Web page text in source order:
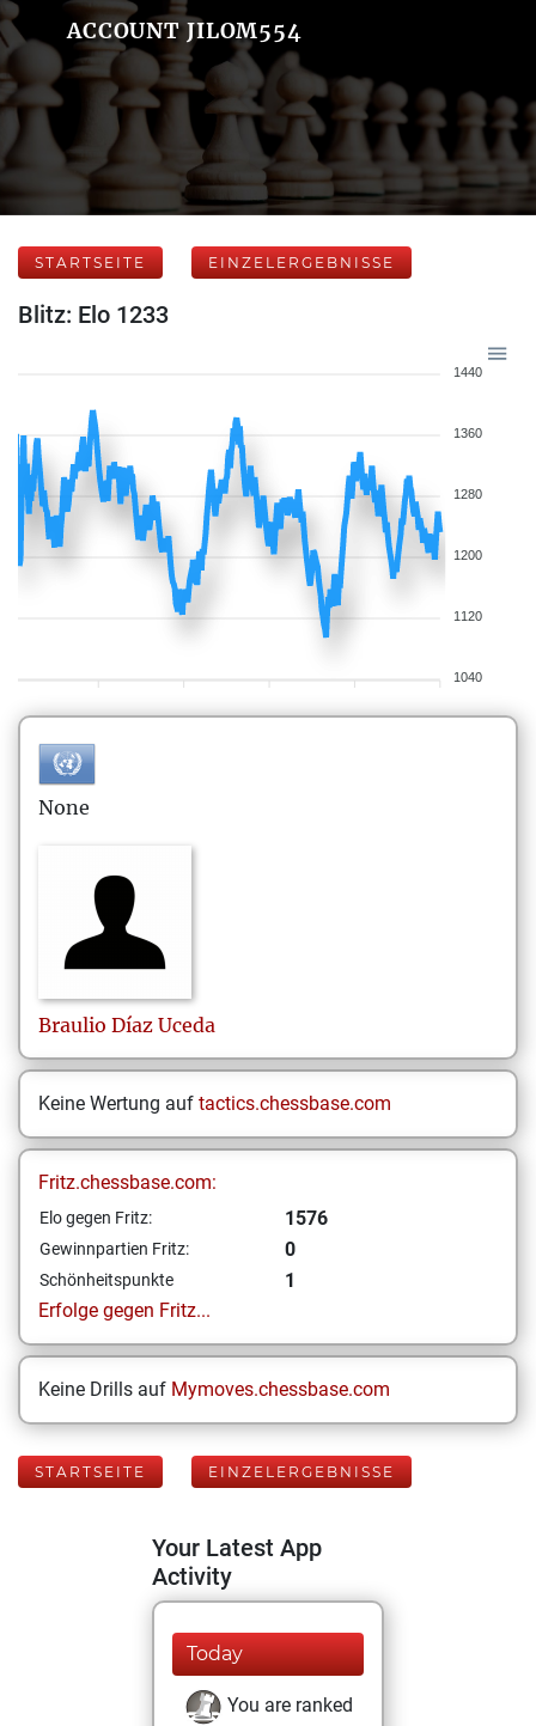
ACCOUNT JILOM554
STARTSEITE EINZELERGEBNISSE
Blitz: Elo 1233
1440
1360
1280
1200
1120
1040
None
Braulio Díaz Uceda
Keine Wertung auf tactics.chessbase.com
Fritz.chessbase.com:
Elo gegen Fritz: 1576
Gewinnpartien Fritz: 0
Schönheitspunkte
1
Erfolge gegen Fritz...
Keine Drills auf Mymoves.chessbase.com
STARTSEITE EINZELERGEBNISSE
Your Latest App
Activity
Today
You are ranked